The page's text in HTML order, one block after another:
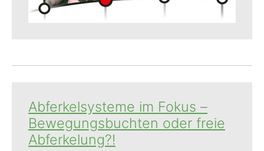
Abferkelsysteme im Fokus –
Bewegungsbuchten oder freie
Abferkelung?!